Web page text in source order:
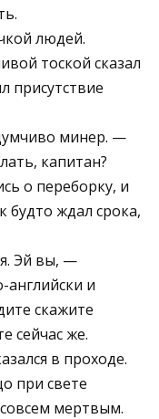
людей.
тоской сказал
присутствие
минер. —
капитан?
о переборку, и
будто ждал срока,
Эй вы, —
английски и
скажите
сейчас же.
в проходе.
при свете
мертвым.